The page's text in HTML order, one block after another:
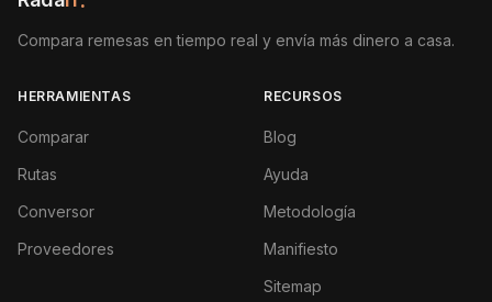
Compara remesas en tiempo real y envía más dinero a casa.
HERRAMIENTAS
Comparar
Rutas
Conversor
Proveedores
RECURSOS
Blog
Ayuda
Metodología
Manifiesto
Sitemap